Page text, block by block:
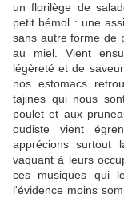
un florilège de
petit bémol : une
sans autre forme de
au miel. Vient
légèreté et de
nos estomacs
tajines qui nous
poulet et aux
oudiste vient
apprécions
vaquant à leurs
ces musiques qui
l'évidence moins